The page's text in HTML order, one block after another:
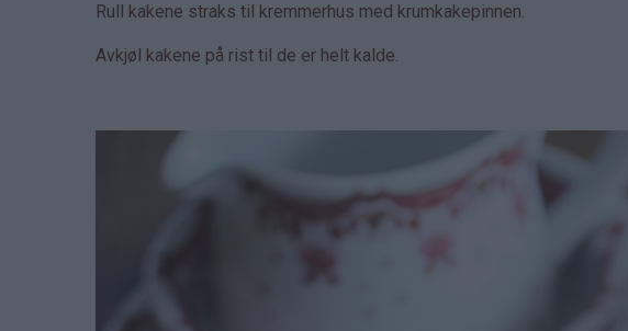
Rull kakene straks til kremmerhus med krumkakepinnen.
Avkjøl kakene på rist til de er helt kalde.